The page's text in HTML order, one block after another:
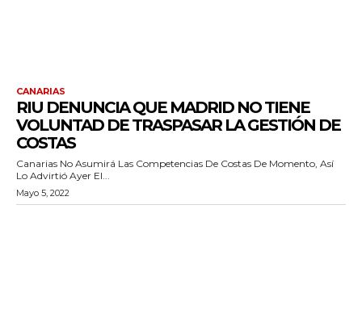
CANARIAS
RIU DENUNCIA QUE MADRID NO TIENE
VOLUNTAD DE TRASPASAR LA GESTIÓN DE
COSTAS
Canarias No Asumirá Las Competencias De Costas De Momento, Así
Lo Advirtió Ayer El...
Mayo 5, 2022